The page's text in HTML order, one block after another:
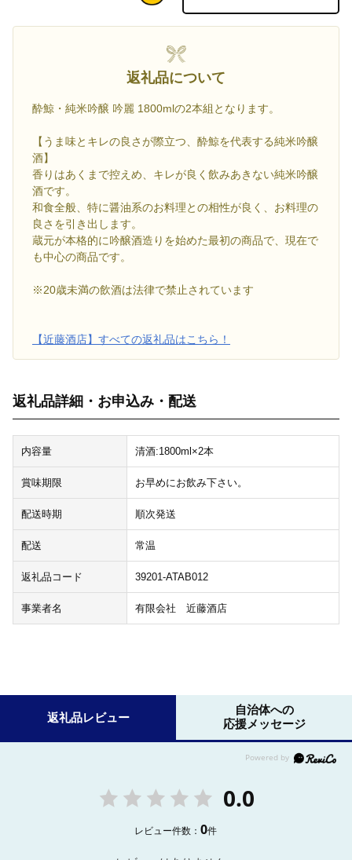
返礼品について
酔鯨・純米吟醸 吟麗 1800mlの2本組となります。
【うま味とキレの良さが際立つ、酔鯨を代表する純米吟醸
酒】
香りはあくまで控えめ、キレが良く飲みあきない純米吟醸
酒です。
和食全般、特に醤油系のお料理との相性が良く、お料理の
良さを引き出します。
蔵元が本格的に吟醸酒造りを始めた最初の商品で、現在で
も中心の商品です。
※20歳未満の飲酒は法律で禁止されています
【近藤酒店】すべての返礼品はこちら！
返礼品詳細・お申込み・配送
内容量 清酒:1800ml×2本
賞味期限 お早めにお飲み下さい。
配送時期 順次発送
配送 常温
返礼品コード 39201-ATAB012
事業者名 有限会社 近藤酒店
返礼品レビュー
自治体への
応援メッセージ
0.0
レビュー件数：0件